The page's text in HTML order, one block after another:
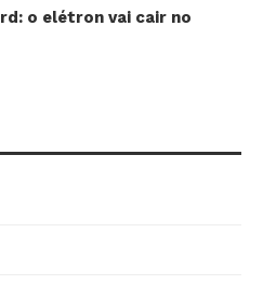
o elétron vai cair no